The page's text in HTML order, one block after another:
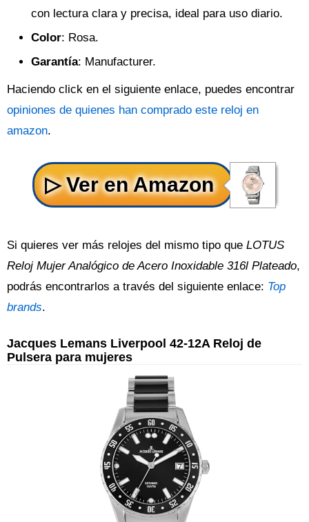
con lectura clara y precisa, ideal para uso diario.
Color: Rosa.
Garantía: Manufacturer.
Haciendo click en el siguiente enlace, puedes encontrar
opiniones de quienes han comprado este reloj en
amazon.
Si quieres ver más relojes del mismo tipo que LOTUS
Reloj Mujer Analógico de Acero Inoxidable 316l Plateado,
podrás encontrarlos a través del siguiente enlace: Top
brands.
Jacques Lemans Liverpool 42-12A Reloj de
Pulsera para mujeres